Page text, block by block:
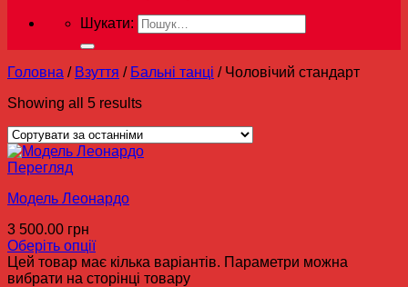
Шукати:
Головна / Взуття / Бальні танці /Чоловічий стандарт
Showing all 5 results
Перегляд
Модель Леонардо
3 500.00 грн
Оберіть опції
Цей товар має кілька варіантів. Параметри можна
вибрати на сторінці товару